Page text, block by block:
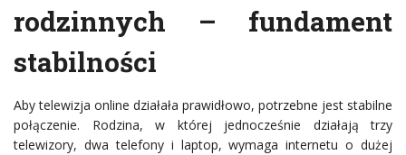
rodzinnych – fundament
stabilności
Aby telewizja online działała prawidłowo, potrzebne jest stabilne
połączenie. Rodzina, w której jednocześnie działają trzy
telewizory, dwa telefony i laptop, wymaga internetu o dużej